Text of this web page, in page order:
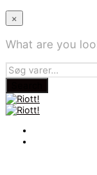
×
What are you